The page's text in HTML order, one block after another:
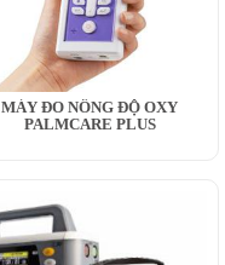
MÁY ĐO NỒNG ĐỘ OXY
PALMCARE PLUS